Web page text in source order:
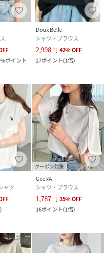
イテムです！
5％
丈58、袖丈8
59、袖丈8.5
60、袖丈9
。
誤差がある場合がござい
境や撮影環境により、
ございます。
為に】
めします♪
ポイント
Doux Belle
シャツ・ブラウス
2,998円 42%OFF
27ポイント(1倍)
ャツ
)
クーポン対象
GeeRA
シャツ・ブラウス
1,787円 35%OFF
16ポイント(1倍)